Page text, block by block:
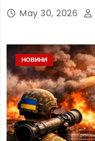
May 30, 2026
НОВИНИ